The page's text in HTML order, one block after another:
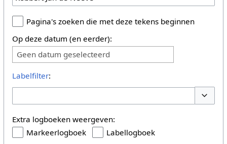
Pagina's zoeken die met deze tekens beginnen
Op deze datum (en eerder):
Geen datum geselecteerd
Labelfilter:
Extra logboeken weergeven:
Markeerlogboek
Labellogboek